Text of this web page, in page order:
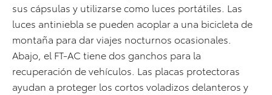
sus cápsulas y utilizarse como luces portátiles. Las
luces antiniebla se pueden acoplar a una bicicleta de
montaña para dar viajes nocturnos ocasionales.
Abajo, el FT-AC tiene dos ganchos para la
recuperación de vehículos. Las placas protectoras
ayudan a proteger los cortos voladizos delanteros y